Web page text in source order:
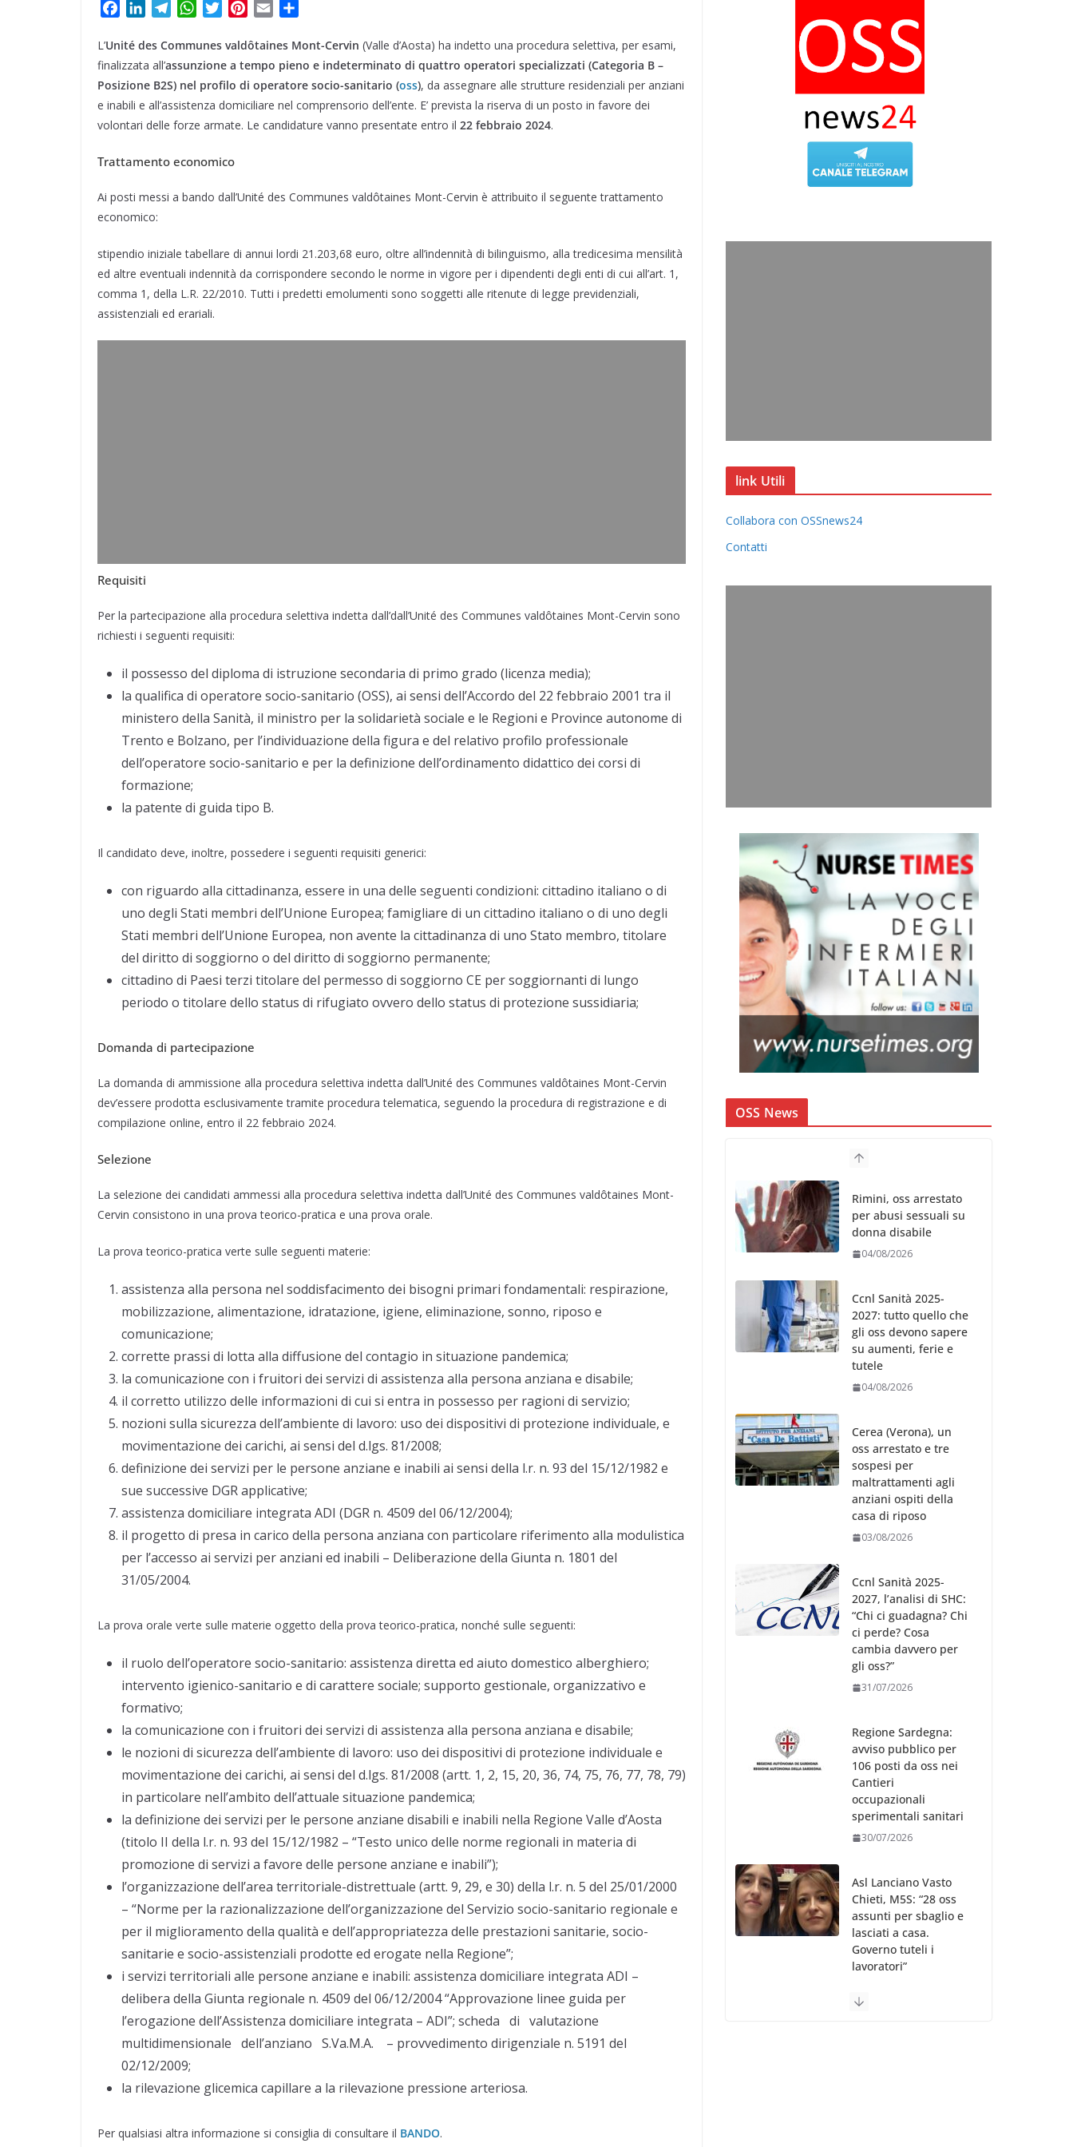
c
e
b
o
o
n
k
e
d
I
l
e
g
r
a
W
a
t
s
A
p
t
t
e
r
n
t
e
r
e
a
i
l
n
d
i
v
i
L’Unité des Communes valdôtaines Mont-Cervin (Valle d’Aosta) ha indetto una procedura selettiva, per esami,
finalizzata all’assunzione a tempo pieno e indeterminato di quattro operatori specializzati (Categoria B –
Posizione B2S) nel profilo di operatore socio-sanitario (oss), da assegnare alle strutture residenziali per anziani
e inabili e all’assistenza domiciliare nel comprensorio dell’ente. E’ prevista la riserva di un posto in favore dei
volontari delle forze armate. Le candidature vanno presentate entro il 22 febbraio 2024.
Trattamento economico
Ai posti messi a bando dall’Unité des Communes valdôtaines Mont-Cervin è attribuito il seguente trattamento
economico:
stipendio iniziale tabellare di annui lordi 21.203,68 euro, oltre all’indennità di bilinguismo, alla tredicesima mensilità
ed altre eventuali indennità da corrispondere secondo le norme in vigore per i dipendenti degli enti di cui all’art. 1,
comma 1, della L.R. 22/2010. Tutti i predetti emolumenti sono soggetti alle ritenute di legge previdenziali,
assistenziali ed erariali.
Requisiti
Per la partecipazione alla procedura selettiva indetta dall’dall’Unité des Communes valdôtaines Mont-Cervin sono
richiesti i seguenti requisiti:
il possesso del diploma di istruzione secondaria di primo grado (licenza media);
la qualifica di operatore socio-sanitario (OSS), ai sensi dell’Accordo del 22 febbraio 2001 tra il
ministero della Sanità, il ministro per la solidarietà sociale e le Regioni e Province autonome di
Trento e Bolzano, per l’individuazione della figura e del relativo profilo professionale
dell’operatore socio-sanitario e per la definizione dell’ordinamento didattico dei corsi di
formazione;
la patente di guida tipo B.
Il candidato deve, inoltre, possedere i seguenti requisiti generici:
con riguardo alla cittadinanza, essere in una delle seguenti condizioni: cittadino italiano o di
uno degli Stati membri dell’Unione Europea; famigliare di un cittadino italiano o di uno degli
Stati membri dell’Unione Europea, non avente la cittadinanza di uno Stato membro, titolare
del diritto di soggiorno o del diritto di soggiorno permanente;
cittadino di Paesi terzi titolare del permesso di soggiorno CE per soggiornanti di lungo
periodo o titolare dello status di rifugiato ovvero dello status di protezione sussidiaria;
Domanda di partecipazione
La domanda di ammissione alla procedura selettiva indetta dall’Unité des Communes valdôtaines Mont-Cervin
dev’essere prodotta esclusivamente tramite procedura telematica, seguendo la procedura di registrazione e di
compilazione online, entro il 22 febbraio 2024.
Selezione
La selezione dei candidati ammessi alla procedura selettiva indetta dall’Unité des Communes valdôtaines Mont-
Cervin consistono in una prova teorico-pratica e una prova orale.
La prova teorico-pratica verte sulle seguenti materie:
assistenza alla persona nel soddisfacimento dei bisogni primari fondamentali: respirazione,
mobilizzazione, alimentazione, idratazione, igiene, eliminazione, sonno, riposo e
comunicazione;
corrette prassi di lotta alla diffusione del contagio in situazione pandemica;
la comunicazione con i fruitori dei servizi di assistenza alla persona anziana e disabile;
il corretto utilizzo delle informazioni di cui si entra in possesso per ragioni di servizio;
nozioni sulla sicurezza dell’ambiente di lavoro: uso dei dispositivi di protezione individuale, e
movimentazione dei carichi, ai sensi del d.lgs. 81/2008;
definizione dei servizi per le persone anziane e inabili ai sensi della l.r. n. 93 del 15/12/1982 e
sue successive DGR applicative;
assistenza domiciliare integrata ADI (DGR n. 4509 del 06/12/2004);
il progetto di presa in carico della persona anziana con particolare riferimento alla modulistica
per l’accesso ai servizi per anziani ed inabili – Deliberazione della Giunta n. 1801 del
31/05/2004.
La prova orale verte sulle materie oggetto della prova teorico-pratica, nonché sulle seguenti:
il ruolo dell’operatore socio-sanitario: assistenza diretta ed aiuto domestico alberghiero;
intervento igienico-sanitario e di carattere sociale; supporto gestionale, organizzativo e
formativo;
la comunicazione con i fruitori dei servizi di assistenza alla persona anziana e disabile;
le nozioni di sicurezza dell’ambiente di lavoro: uso dei dispositivi di protezione individuale e
movimentazione dei carichi, ai sensi del d.lgs. 81/2008 (artt. 1, 2, 15, 20, 36, 74, 75, 76, 77, 78, 79)
in particolare nell’ambito dell’attuale situazione pandemica;
la definizione dei servizi per le persone anziane disabili e inabili nella Regione Valle d’Aosta
(titolo II della l.r. n. 93 del 15/12/1982 – “Testo unico delle norme regionali in materia di
promozione di servizi a favore delle persone anziane e inabili”);
l’organizzazione dell’area territoriale-distrettuale (artt. 9, 29, e 30) della l.r. n. 5 del 25/01/2000
– “Norme per la razionalizzazione dell’organizzazione del Servizio socio-sanitario regionale e
per il miglioramento della qualità e dell’appropriatezza delle prestazioni sanitarie, socio-
sanitarie e socio-assistenziali prodotte ed erogate nella Regione”;
i servizi territoriali alle persone anziane e inabili: assistenza domiciliare integrata ADI –
delibera della Giunta regionale n. 4509 del 06/12/2004 “Approvazione linee guida per
l’erogazione dell’Assistenza domiciliare integrata – ADI”; scheda di valutazione
multidimensionale dell’anziano S.Va.M.A. – provvedimento dirigenziale n. 5191 del
02/12/2009;
la rilevazione glicemica capillare a la rilevazione pressione arteriosa.
Per qualsiasi altra informazione si consiglia di consultare il BANDO.
link Utili
Collabora con OSSnews24
Contatti
OSS News
Rimini, oss arrestato
per abusi sessuali su
donna disabile
04/08/2026
Ccnl Sanità 2025-
2027: tutto quello che
gli oss devono sapere
su aumenti, ferie e
tutele
04/08/2026
Cerea (Verona), un
oss arrestato e tre
sospesi per
maltrattamenti agli
anziani ospiti della
casa di riposo
03/08/2026
Ccnl Sanità 2025-
2027, l’analisi di SHC:
“Chi ci guadagna? Chi
ci perde? Cosa
cambia davvero per
gli oss?”
31/07/2026
Regione Sardegna:
avviso pubblico per
106 posti da oss nei
Cantieri
occupazionali
sperimentali sanitari
30/07/2026
Asl Lanciano Vasto
Chieti, M5S: “28 oss
assunti per sbaglio e
lasciati a casa.
Governo tuteli i
lavoratori”